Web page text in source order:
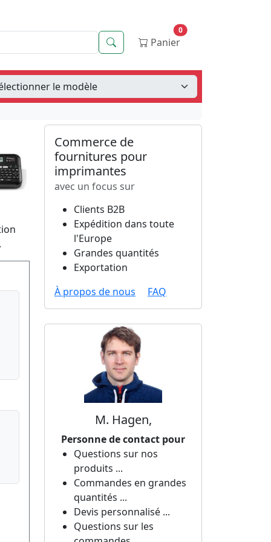
RecherchePanier
0
Commerce de
fournitures pour
imprimantes
avec un focus sur
Clients B2B
Expédition dans toute
l'Europe
Grandes quantités
Exportation
À propos de nous
FAQ
M. Hagen,
Personne de contact pour
Questions sur nos
produits ...
Commandes en grandes
quantités ...
Devis personnalisé ...
Questions sur les